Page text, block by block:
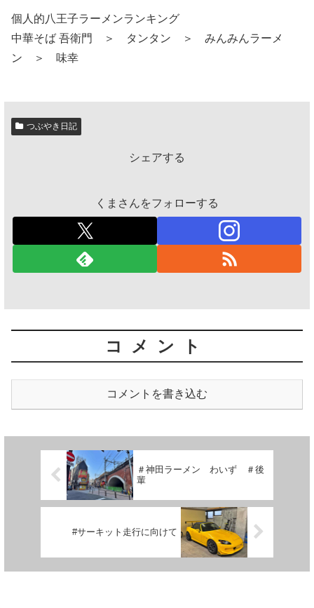
個人的八王子ラーメンランキング
中華そば 吾衛門 ＞ タンタン ＞ みんみんラーメ
ン ＞ 味幸
つぶやき日記
シェアする
くまさんをフォローする
コメント
コメントを書き込む
＃神田ラーメン わいず ＃後
輩
#サーキット走行に向けて